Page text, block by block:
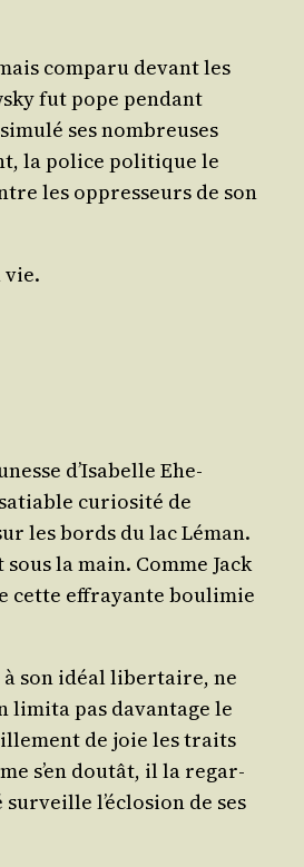
com­pa­ru devant les
fut pope pen­dant
ses nom­breuses
la police poli­tique le
les oppres­seurs de son
vie.
d’Isabelle Ehe­
curio­si­té de
les bords du lac Léman.
la main. Comme Jack
cette effrayante bou­li­mie
son idéal liber­taire, ne
limi­ta pas davan­tage le
de joie les traits
s’en dou­tât, il la regar­
l’éclosion de ses